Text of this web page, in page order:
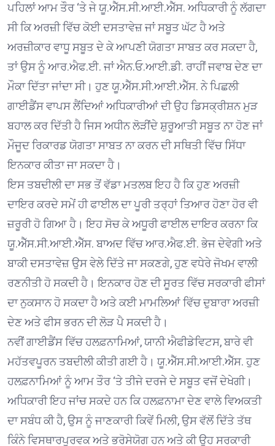
ਪਹਿਲਾਂ ਆਮ ਤੌਰ ‘ਤੇ ਜੇ ਯੂ.ਐੱਸ.ਸੀ.ਆਈ.ਐੱਸ. ਅਧਿਕਾਰੀ ਨੂੰ ਲੱਗਦਾ
ਸੀ ਕਿ ਅਰਜ਼ੀ ਵਿੱਚ ਕੋਈ ਦਸਤਾਵੇਜ਼ ਜਾਂ ਸਬੂਤ ਘੱਟ ਹੈ ਅਤੇ
ਅਰਜ਼ੀਕਾਰ ਵਾਧੂ ਸਬੂਤ ਦੇ ਕੇ ਆਪਣੀ ਯੋਗਤਾ ਸਾਬਤ ਕਰ ਸਕਦਾ ਹੈ,
ਤਾਂ ਉਸ ਨੂੰ ਆਰ.ਐਫ.ਈ. ਜਾਂ ਐਨ.ਓ.ਆਈ.ਡੀ. ਰਾਹੀਂ ਜਵਾਬ ਦੇਣ ਦਾ
ਮੌਕਾ ਦਿੱਤਾ ਜਾਂਦਾ ਸੀ। ਹੁਣ ਯੂ.ਐੱਸ.ਸੀ.ਆਈ.ਐੱਸ. ਨੇ ਪਿਛਲੀ
ਗਾਈਡੈਂਸ ਵਾਪਸ ਲੈਂਦਿਆਂ ਅਧਿਕਾਰੀਆਂ ਦੀ ਉਹ ਡਿਸਕ੍ਰੀਸ਼ਨ ਮੁੜ
ਬਹਾਲ ਕਰ ਦਿੱਤੀ ਹੈ ਜਿਸ ਅਧੀਨ ਲੋੜੀਂਦੇ ਸ਼ੁਰੂਆਤੀ ਸਬੂਤ ਨਾ ਹੋਣ ਜਾਂ
ਮੌਜੂਦ ਰਿਕਾਰਡ ਯੋਗਤਾ ਸਾਬਤ ਨਾ ਕਰਨ ਦੀ ਸਥਿਤੀ ਵਿੱਚ ਸਿੱਧਾ
ਇਨਕਾਰ ਕੀਤਾ ਜਾ ਸਕਦਾ ਹੈ।
ਇਸ ਤਬਦੀਲੀ ਦਾ ਸਭ ਤੋਂ ਵੱਡਾ ਮਤਲਬ ਇਹ ਹੈ ਕਿ ਹੁਣ ਅਰਜ਼ੀ
ਦਾਇਰ ਕਰਦੇ ਸਮੇਂ ਹੀ ਫਾਈਲ ਦਾ ਪੂਰੀ ਤਰ੍ਹਾਂ ਤਿਆਰ ਹੋਣਾ ਹੋਰ ਵੀ
ਜ਼ਰੂਰੀ ਹੋ ਗਿਆ ਹੈ। ਇਹ ਸੋਚ ਕੇ ਅਧੂਰੀ ਫਾਈਲ ਦਾਇਰ ਕਰਨਾ ਕਿ
ਯੂ.ਐੱਸ.ਸੀ.ਆਈ.ਐੱਸ. ਬਾਅਦ ਵਿੱਚ ਆਰ.ਐਫ.ਈ. ਭੇਜ ਦੇਵੇਗੀ ਅਤੇ
ਬਾਕੀ ਦਸਤਾਵੇਜ਼ ਉਸ ਵੇਲੇ ਦਿੱਤੇ ਜਾ ਸਕਣਗੇ, ਹੁਣ ਵਧੇਰੇ ਜੋਖਮ ਵਾਲੀ
ਰਣਨੀਤੀ ਹੋ ਸਕਦੀ ਹੈ। ਇਨਕਾਰ ਹੋਣ ਦੀ ਸੂਰਤ ਵਿੱਚ ਸਰਕਾਰੀ ਫੀਸਾਂ
ਦਾ ਨੁਕਸਾਨ ਹੋ ਸਕਦਾ ਹੈ ਅਤੇ ਕਈ ਮਾਮਲਿਆਂ ਵਿੱਚ ਦੁਬਾਰਾ ਅਰਜ਼ੀ
ਦੇਣ ਅਤੇ ਫੀਸ ਭਰਨ ਦੀ ਲੋੜ ਪੈ ਸਕਦੀ ਹੈ।
ਨਵੀਂ ਗਾਈਡੈਂਸ ਵਿੱਚ ਹਲਫ਼ਨਾਮਿਆਂ, ਯਾਨੀ ਐਫੀਡੇਵਿਟਸ, ਬਾਰੇ ਵੀ
ਮਹੱਤਵਪੂਰਨ ਤਬਦੀਲੀ ਕੀਤੀ ਗਈ ਹੈ। ਯੂ.ਐੱਸ.ਸੀ.ਆਈ.ਐੱਸ. ਹੁਣ
ਹਲਫ਼ਨਾਮਿਆਂ ਨੂੰ ਆਮ ਤੌਰ ‘ਤੇ ਤੀਜੇ ਦਰਜੇ ਦੇ ਸਬੂਤ ਵਜੋਂ ਦੇਖੇਗੀ।
ਅਧਿਕਾਰੀ ਇਹ ਜਾਂਚ ਸਕਦੇ ਹਨ ਕਿ ਹਲਫ਼ਨਾਮਾ ਦੇਣ ਵਾਲੇ ਵਿਅਕਤੀ
ਦਾ ਸਬੰਧ ਕੀ ਹੈ, ਉਸ ਨੂੰ ਜਾਣਕਾਰੀ ਕਿਵੇਂ ਮਿਲੀ, ਉਸ ਵੱਲੋਂ ਦਿੱਤੇ ਤੱਥ
ਕਿੰਨੇ ਵਿਸਥਾਰਪੂਰਵਕ ਅਤੇ ਭਰੋਸੇਯੋਗ ਹਨ ਅਤੇ ਕੀ ਉਹ ਸਰਕਾਰੀ